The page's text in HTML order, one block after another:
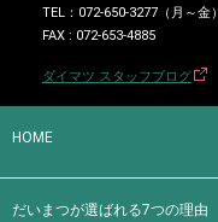
TEL：072-650-3277（月～金）
FAX : 072-653-4885
ダイマツ スタッフブログ
HOME
だいまつが選ばれる7つの理由